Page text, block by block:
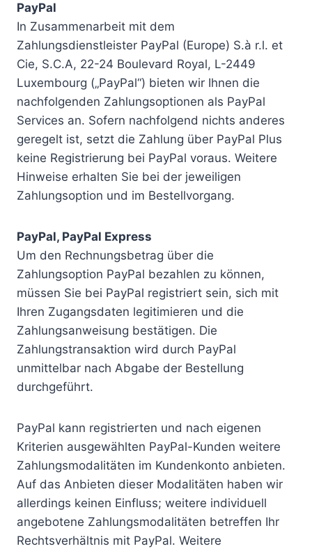
PayPal
In Zusammenarbeit mit dem
Zahlungsdienstleister PayPal (Europe) S.à r.l. et
Cie, S.C.A, 22-24 Boulevard Royal, L-2449
Luxembourg („PayPal“) bieten wir Ihnen die
nachfolgenden Zahlungsoptionen als PayPal
Services an. Sofern nachfolgend nichts anderes
geregelt ist, setzt die Zahlung über PayPal Plus
keine Registrierung bei PayPal voraus. Weitere
Hinweise erhalten Sie bei der jeweiligen
Zahlungsoption und im Bestellvorgang.
PayPal, PayPal Express
Um den Rechnungsbetrag über die
Zahlungsoption PayPal bezahlen zu können,
müssen Sie bei PayPal registriert sein, sich mit
Ihren Zugangsdaten legitimieren und die
Zahlungsanweisung bestätigen. Die
Zahlungstransaktion wird durch PayPal
unmittelbar nach Abgabe der Bestellung
durchgeführt.
PayPal kann registrierten und nach eigenen
Kriterien ausgewählten PayPal-Kunden weitere
Zahlungsmodalitäten im Kundenkonto anbieten.
Auf das Anbieten dieser Modalitäten haben wir
allerdings keinen Einfluss; weitere individuell
angebotene Zahlungsmodalitäten betreffen Ihr
Rechtsverhältnis mit PayPal. Weitere